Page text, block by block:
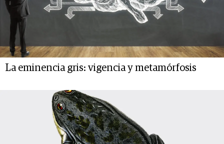
La eminencia gris: vigencia y metamórfosis